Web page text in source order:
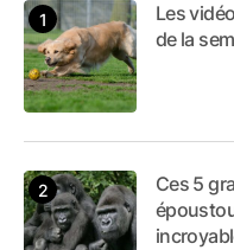
Les
de la
Ces 5